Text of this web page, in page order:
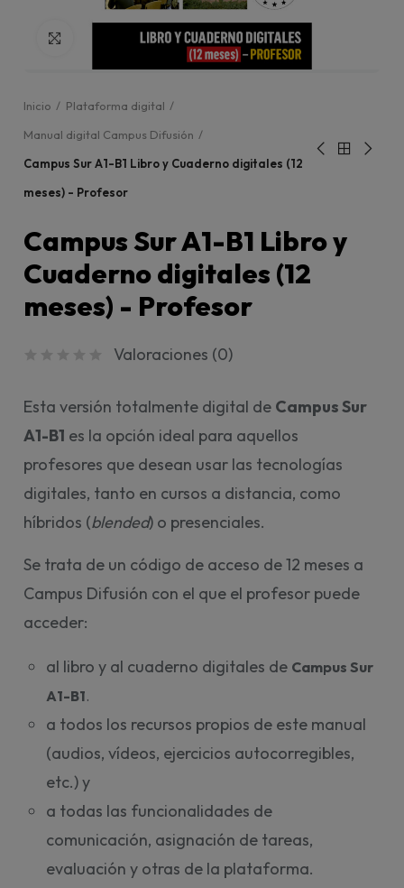
Click para agrandar
Inicio
Plataforma digital
Manual digital Campus Difusión
Campus Sur A1-B1 Libro y Cuaderno digitales (12
meses) - Profesor
Campus Sur A1-B1 Libro y
Cuaderno digitales (12
meses) - Profesor
Valoraciones (0)
Esta versión totalmente digital de Campus Sur
A1-B1 es la opción ideal para aquellos
profesores que desean usar las tecnologías
digitales, tanto en cursos a distancia, como
híbridos (blended) o presenciales.
Se trata de un código de acceso de 12 meses a
Campus Difusión con el que el profesor puede
acceder:
al libro y al cuaderno digitales de Campus Sur
A1-B1.
a todos los recursos propios de este manual
(audios, vídeos, ejercicios autocorregibles,
etc.) y
a todas las funcionalidades de
comunicación, asignación de tareas,
evaluación y otras de la plataforma.